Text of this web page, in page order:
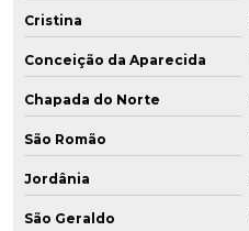
Cristina
Conceição da Aparecida
Chapada do Norte
São Romão
Jordânia
São Geraldo